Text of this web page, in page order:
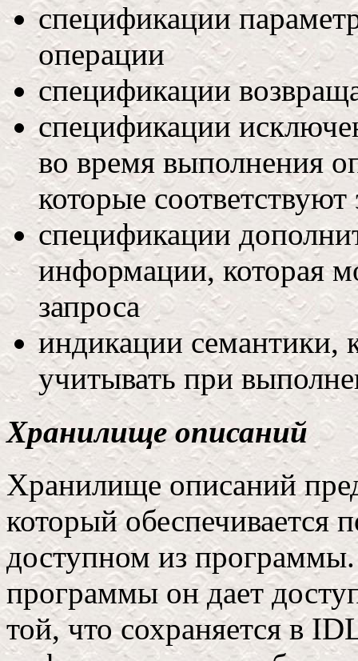
спецификации
операции
спецификации
спецификации
во время выполнения
которые
спецификации
информации, которая
запроса
индикации семантики,
учитывать при
Хранилище описаний
Хранилище описаний
который обеспечивается
доступном из
программы он дает
той, что сохраняется в